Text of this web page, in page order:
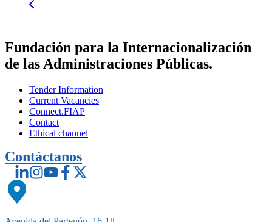
Fundación para la Internacionalización
de las Administraciones Públicas.
Tender Information
Current Vacancies
Connect.FIAP
Contact
Ethical channel
Contáctanos